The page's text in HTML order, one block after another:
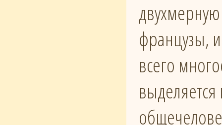
французы,
всего